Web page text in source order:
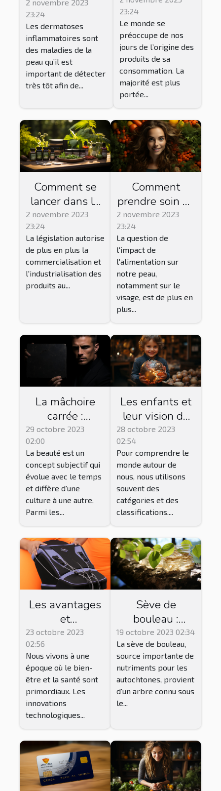
dermatoses
inflammatoires ?
2 novembre 2023
23:24
Les dermatoses
inflammatoires sont
des maladies de la
peau qu’il est
important de détecter
très tôt afin de...
23:24
Le monde se
préoccupe de nos
jours de l’origine des
produits de sa
consommation. La
majorité est plus
portée...
Comment se
lancer dans la
vente de CBD ?
2 novembre 2023
23:24
La législation autorise
de plus en plus la
commercialisation et
l'industrialisation des
produits au...
Comment
prendre soin de
sa peau par
l'alimentation ?
2 novembre 2023
23:24
La question de
l'impact de
l'alimentation sur
notre peau,
notamment sur le
visage, est de plus en
plus...
La mâchoire
carrée :
symbole de
beauté ou de
masculinité ?
29 octobre 2023
02:00
La beauté est un
concept subjectif qui
évolue avec le temps
et diffère d'une
culture à une autre.
Parmi les...
Les enfants et
leur vision du
monde : une
perspective non
catégorisée
28 octobre 2023
02:54
Pour comprendre le
monde autour de
nous, nous utilisons
souvent des
catégories et des
classifications....
Les avantages
et
inconvénients
des bottes de
pressothérapie
23 octobre 2023
02:56
Nous vivons à une
époque où le bien-
être et la santé sont
primordiaux. Les
innovations
technologiques...
Sève de
bouleau :
Bienfaits,
précautions et
effets
secondaires
19 octobre 2023 02:34
La sève de bouleau,
source importante de
nutriments pour les
autochtones, provient
d'un arbre connu sous
le...